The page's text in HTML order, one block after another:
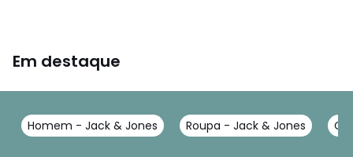
Em destaque
Homem - Jack & Jones Roupa - Jack & Jones